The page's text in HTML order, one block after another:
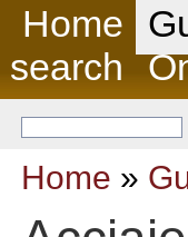
Home
search
Home »